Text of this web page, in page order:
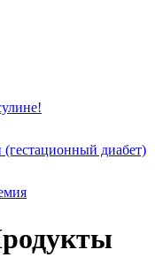
диабет)